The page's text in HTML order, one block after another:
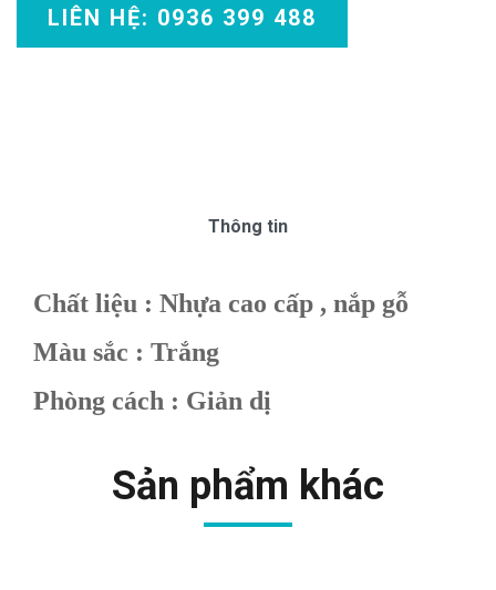
LIÊN HỆ: 0936 399 488
Thông tin
Chất liệu : Nhựa cao cấp , nắp gỗ
Màu sắc : Trắng
Phòng cách : Giản dị
Sản phẩm khác